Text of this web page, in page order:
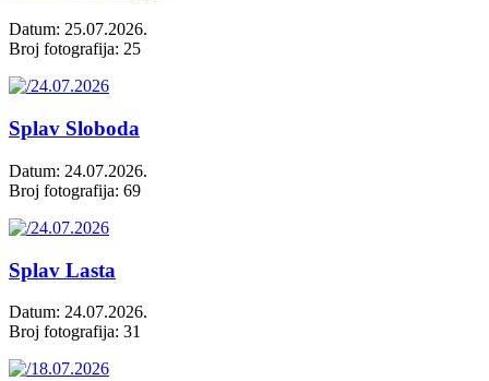
Datum: 25.07.2026.
Broj fotografija: 25
Splav Sloboda
Datum: 24.07.2026.
Broj fotografija: 69
Splav Lasta
Datum: 24.07.2026.
Broj fotografija: 31